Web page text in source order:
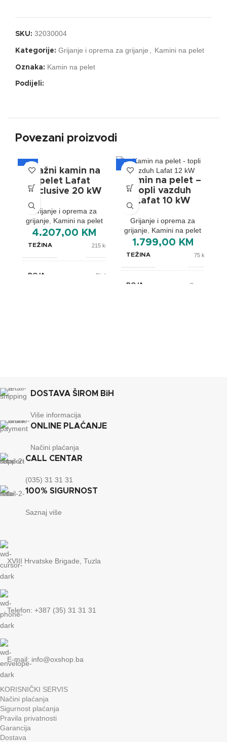
SKU: 32030004
Kategorije: Grijanje i oprema za grijanje , Kamini na pelet
Oznaka: Kamin na pelet
Podijeli:
Povezani proizvodi
A+
Etažni kamin na
pelet Lafat
Exclusive 20 kW
Grijanje i oprema za
grijanje, Kamini na pelet
4.207,00 KM
TEŽINA 215 kg
BOJA Bijela
A+
Kamin na pelet –
topli vazduh
Lafat 10 kW
Grijanje i oprema za
grijanje, Kamini na pelet
1.799,00 KM
TEŽINA 75 kg
BOJA Crvena
DOSTAVA ŠIROM BiH
Više informacija
ONLINE PLAĆANJE
Načini plaćanja
CALL CENTAR
(035) 31 31 31
100% SIGURNOST
Saznaj više
XVIII Hrvatske Brigade, Tuzla
Telefon: +387 (35) 31 31 31
E-mail: info@oxshop.ba
KORISNIČKI SERVIS
Načini plaćanja
Sigurnost plaćanja
Pravila privatnosti
Garancija
Dostava